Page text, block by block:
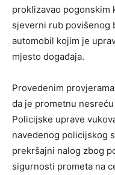
proklizavao pogonskim
sjeverni rub povišenog
automobil kojim je
mjesto događaja.
Provedenim
da je prometnu
Policijske uprave
navedenog policijskog
prekršajni nalog zbog
sigurnosti prometa na